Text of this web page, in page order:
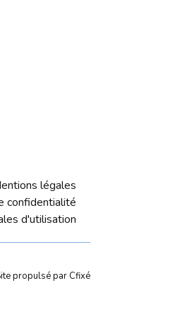
légales
confidentialité
d'utilisation
propulsé par Cfixé